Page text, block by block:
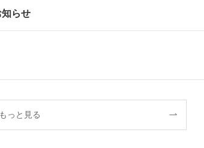
知らせ
もっと見る